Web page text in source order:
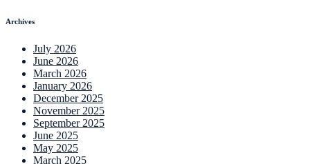
Archives
July 2026
June 2026
March 2026
January 2026
December 2025
November 2025
September 2025
June 2025
May 2025
March 2025